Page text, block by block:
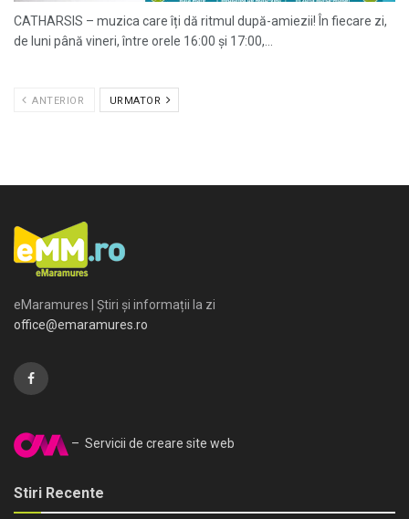
CATHARSIS – muzica care îți dă ritmul după-amiezii! În fiecare zi,
de luni până vineri, între orele 16:00 și 17:00,...
ANTERIOR URMATOR
eMaramures | Știri și informații la zi
office@emaramures.ro
– Servicii de creare site web
Stiri Recente